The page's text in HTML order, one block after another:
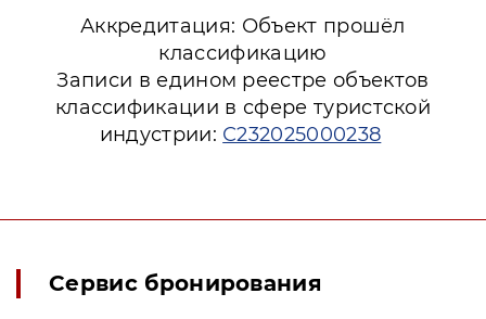
Аккредитация: Объект прошёл
классификацию
Записи в едином реестре объектов
классификации в сфере туристской
индустрии: С232025000238
Сервис бронирования